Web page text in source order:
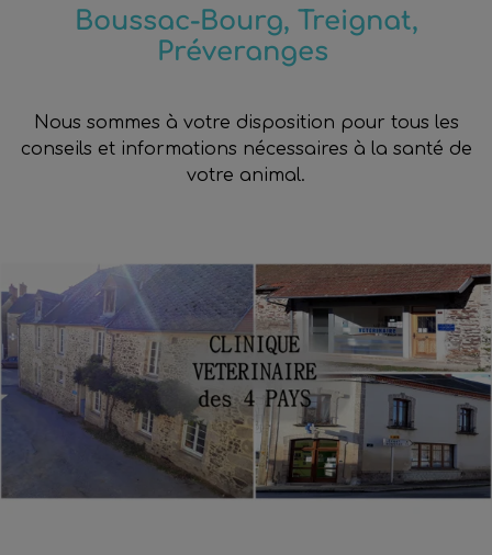
Boussac-Bourg, Treignat,
Préveranges
Nous sommes à votre disposition pour tous les
conseils et informations nécessaires à la santé de
votre animal.